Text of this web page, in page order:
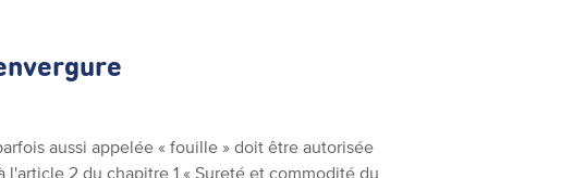
aussi appelée « fouille » doit être autorisée
2 du chapitre 1 « Sureté et commodité du